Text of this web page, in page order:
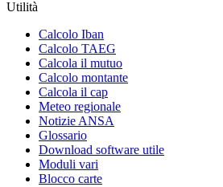
Utilità
Calcolo Iban
Calcolo TAEG
Calcola il mutuo
Calcolo montante
Calcola il cap
Meteo regionale
Notizie ANSA
Glossario
Download software utile
Moduli vari
Blocco carte